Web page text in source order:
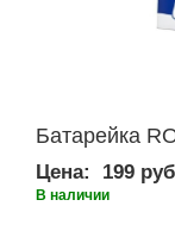
Батарейка
Цена: 199
В наличии